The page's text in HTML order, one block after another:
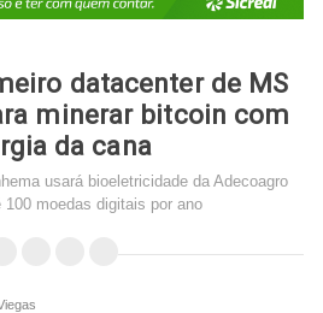
datacenter de MS
minerar bitcoin com
da cana
usará bioeletricidade da Adecoagro
100 moedas digitais por ano